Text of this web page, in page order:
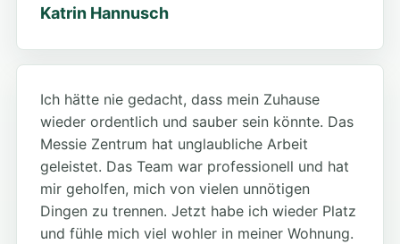
Katrin Hannusch
Ich hätte nie gedacht, dass mein Zuhause
wieder ordentlich und sauber sein könnte. Das
Messie Zentrum hat unglaubliche Arbeit
geleistet. Das Team war professionell und hat
mir geholfen, mich von vielen unnötigen
Dingen zu trennen. Jetzt habe ich wieder Platz
und fühle mich viel wohler in meiner Wohnung.